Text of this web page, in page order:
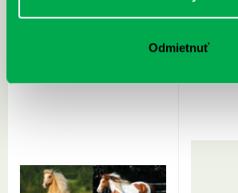
Odmietnuť
Rudź, Przemyslaw: Atlas hviezd:
Hardy,